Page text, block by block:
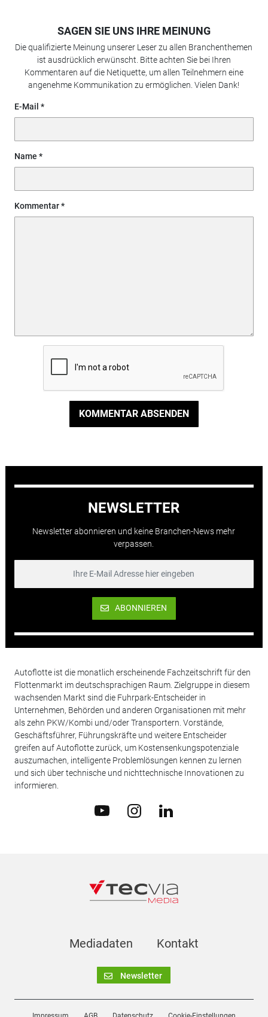
SAGEN SIE UNS IHRE MEINUNG
Die qualifizierte Meinung unserer Leser zu allen Branchenthemen
ist ausdrücklich erwünscht. Bitte achten Sie bei Ihren
Kommentaren auf die Netiquette, um allen Teilnehmern eine
angenehme Kommunikation zu ermöglichen. Vielen Dank!
E-Mail
Name
Kommentar
KOMMENTAR ABSENDEN
NEWSLETTER
Newsletter abonnieren und keine Branchen-News mehr
verpassen.
ABONNIEREN
Autoflotte ist die monatlich erscheinende Fachzeitschrift für den
Flottenmarkt im deutschsprachigen Raum. Zielgruppe in diesem
wachsenden Markt sind die Fuhrpark-Entscheider in
Unternehmen, Behörden und anderen Organisationen mit mehr
als zehn PKW/Kombi und/oder Transportern. Vorstände,
Geschäftsführer, Führungskräfte und weitere Entscheider
greifen auf Autoflotte zurück, um Kostensenkungspotenziale
auszumachen, intelligente Problemlösungen kennen zu lernen
und sich über technische und nichttechnische Innovationen zu
informieren.
Mediadaten Kontakt
Newsletter